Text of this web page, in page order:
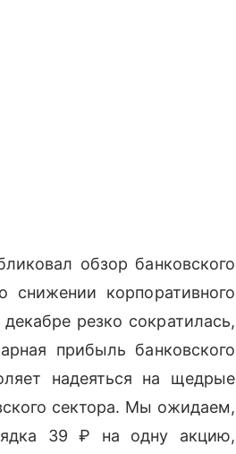
обзор банковского
снижении корпоративного
резко сократилась,
прибыль банковского
надеяться на щедрые
сектора. Мы ожидаем,
39 ₽ на одну акцию,